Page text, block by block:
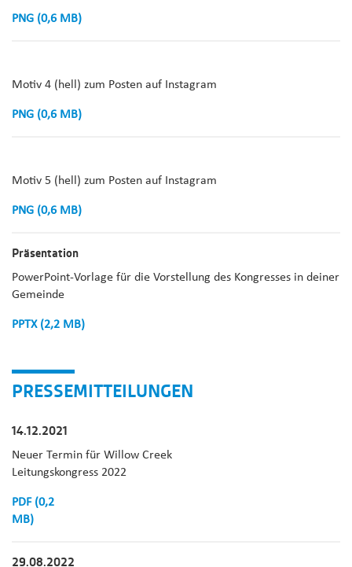
PNG (0,6 MB)
Motiv 4 (hell) zum Posten auf Instagram
PNG (0,6 MB)
Motiv 5 (hell) zum Posten auf Instagram
PNG (0,6 MB)
Präsentation
PowerPoint-Vorlage für die Vorstellung des Kongresses in deiner
Gemeinde
PPTX (2,2 MB)
PRESSEMITTEILUNGEN
14.12.2021
Neuer Termin für Willow Creek
Leitungskongress 2022
PDF (0,2
MB)
29.08.2022